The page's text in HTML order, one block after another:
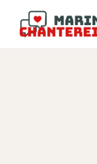
contenu